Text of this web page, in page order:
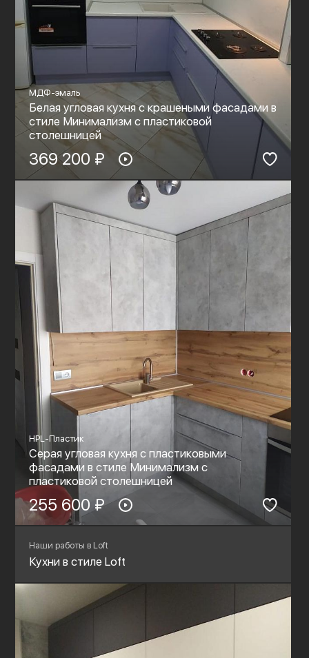
МДФ-эмаль
Белая угловая кухня с крашеными фасадами в
стиле Минимализм с пластиковой
столешницей
369 200 ₽
HPL-Пластик
Серая угловая кухня с пластиковыми
фасадами в стиле Минимализм с
пластиковой столешницей
255 600 ₽
Наши работы в Loft
Кухни в стиле Loft